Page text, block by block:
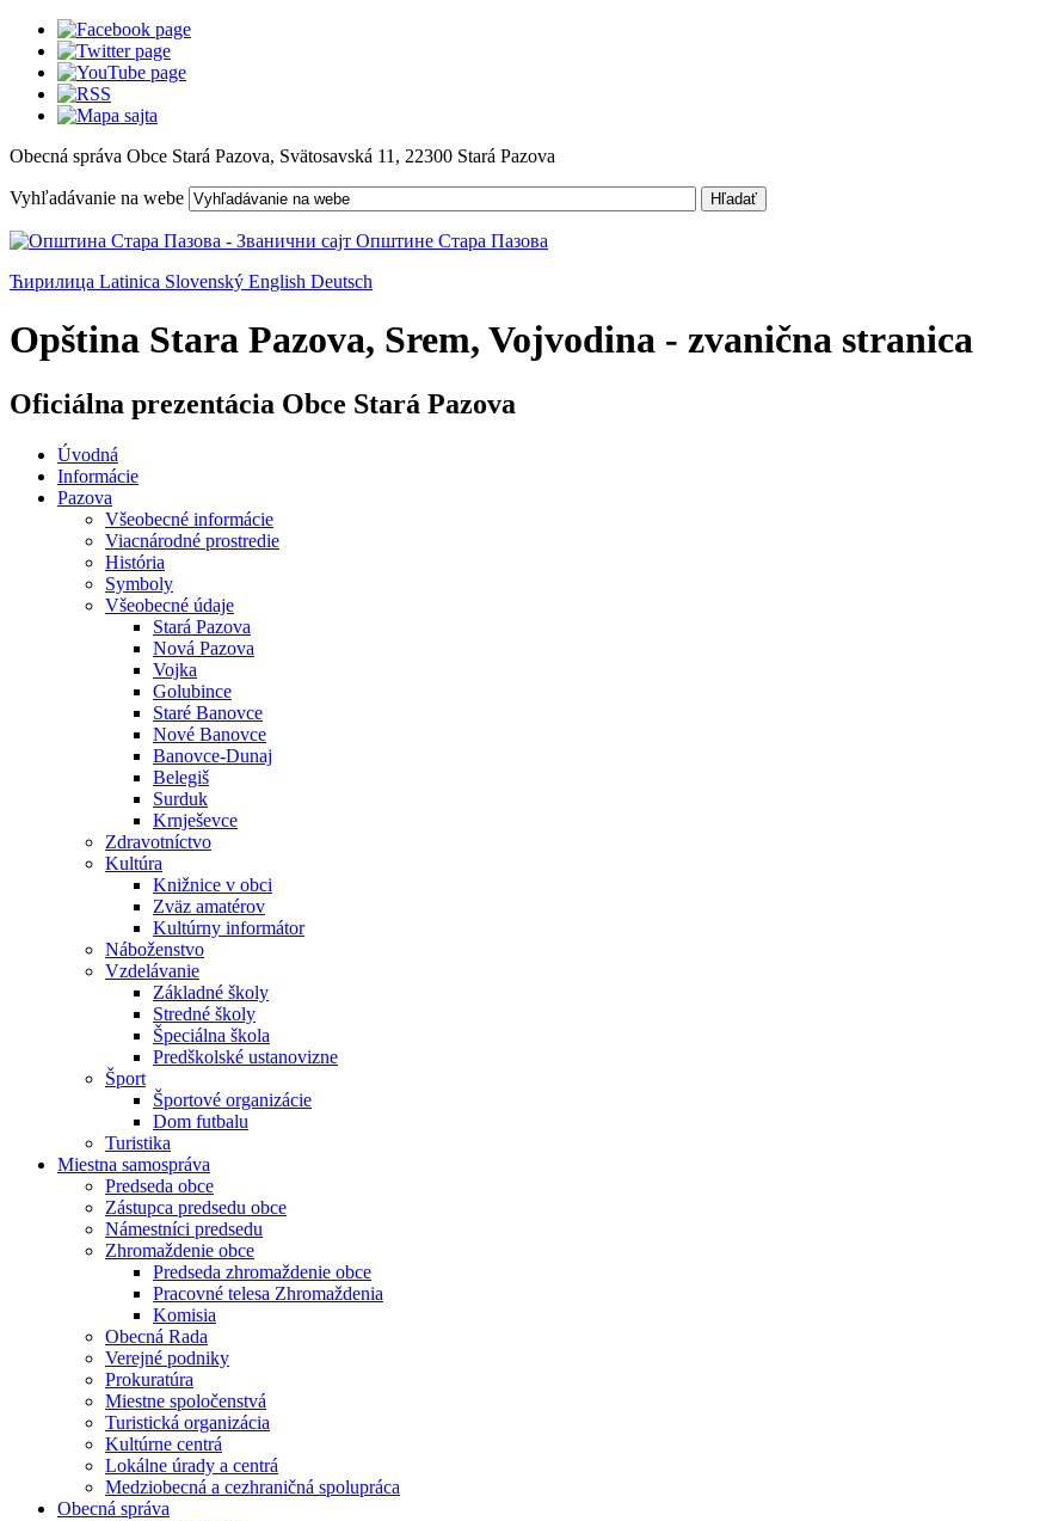
Obecná správa Obce Stará Pazova, Svätosavská 11, 22300 Stará Pazova
Vyhľadávanie na webe Hľadať
Ћирилица Latinica Slovenský English Deutsch
Opština Stara Pazova, Srem, Vojvodina - zvanična stranica
Oficiálna prezentácia Obce Stará Pazova
Úvodná
Informácie
Pazova
Všeobecné informácie
Viacnárodné prostredie
História
Symboly
Všeobecné údaje
Stará Pazova
Nová Pazova
Vojka
Golubince
Staré Banovce
Nové Banovce
Banovce-Dunaj
Belegiš
Surduk
Krnješevce
Zdravotníctvo
Kultúra
Knižnice v obci
Zväz amatérov
Kultúrny informátor
Náboženstvo
Vzdelávanie
Základné školy
Stredné školy
Špeciálna škola
Predškolské ustanovizne
Šport
Športové organizácie
Dom futbalu
Turistika
Miestna samospráva
Predseda obce
Zástupca predsedu obce
Námestníci predsedu
Zhromaždenie obce
Predseda zhromaždenie obce
Pracovné telesa Zhromaždenia
Komisia
Obecná Rada
Verejné podniky
Prokuratúra
Miestne spoločenstvá
Turistická organizácia
Kultúrne centrá
Lokálne úrady a centrá
Medziobecná a cezhraničná spolupráca
Obecná správa